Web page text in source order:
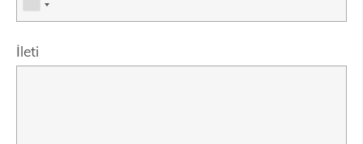
İleti